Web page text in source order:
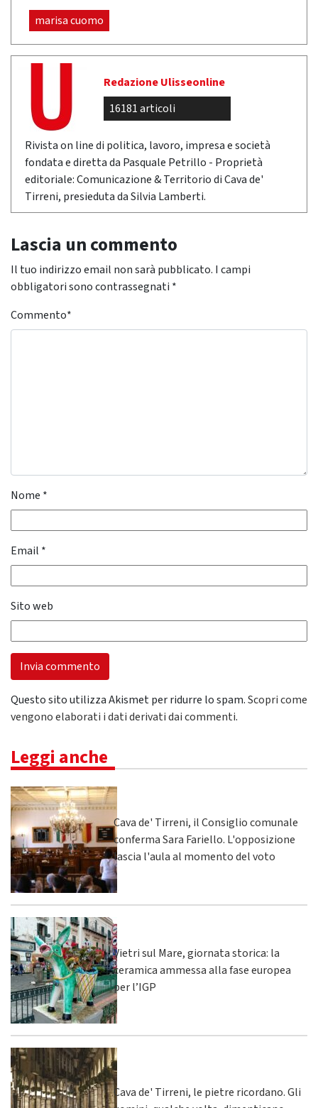
marisa cuomo
Redazione Ulisseonline
16181 articoli
Rivista on line di politica, lavoro, impresa e società
fondata e diretta da Pasquale Petrillo - Proprietà
editoriale: Comunicazione & Territorio di Cava de'
Tirreni, presieduta da Silvia Lamberti.
Lascia un commento
Il tuo indirizzo email non sarà pubblicato. I campi
obbligatori sono contrassegnati *
Commento*
Nome *
Email *
Sito web
Questo sito utilizza Akismet per ridurre lo spam.Scopri come
vengono elaborati i dati derivati dai commenti.
Leggi anche
Cava de' Tirreni, il Consiglio comunale
conferma Sara Fariello. L'opposizione
lascia l'aula al momento del voto
Vietri sul Mare, giornata storica: la
ceramica ammessa alla fase europea
per l’IGP
Cava de' Tirreni, le pietre ricordano. Gli